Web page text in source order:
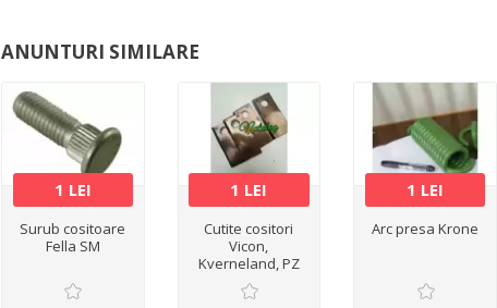
ANUNTURI SIMILARE
1 LEI
Surub cositoare
Fella SM
1 LEI
Cutite cositori
Vicon,
Kverneland, PZ
1 LEI
Arc presa Krone